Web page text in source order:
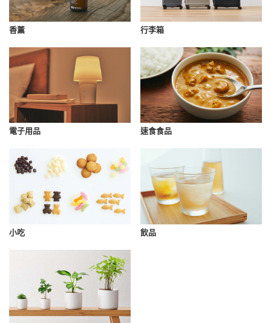
香薰 行李箱
電子用品 速食食品
小吃 飲品